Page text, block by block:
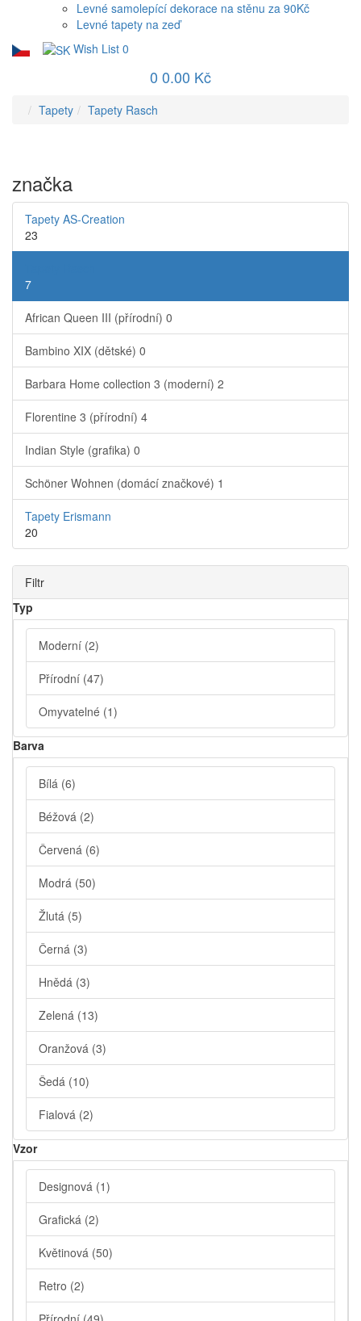
Levné samolepící dekorace na stěnu za 90Kč
Levné tapety na zeď
Wish List 0
0 0.00 Kč
Tapety Tapety Rasch
značka
Tapety AS-Creation
23
7
African Queen III (přírodní) 0
Bambino XIX (dětské) 0
Barbara Home collection 3 (moderní) 2
Florentine 3 (přírodní) 4
Indian Style (grafika) 0
Schöner Wohnen (domácí značkové) 1
Tapety Erismann
20
Filtr
Typ
Moderní (2)
Přírodní (47)
Omyvatelné (1)
Barva
Bílá (6)
Béžová (2)
Červená (6)
Modrá (50)
Žlutá (5)
Černá (3)
Hnědá (3)
Zelená (13)
Oranžová (3)
Šedá (10)
Fialová (2)
Vzor
Designová (1)
Grafická (2)
Květinová (50)
Retro (2)